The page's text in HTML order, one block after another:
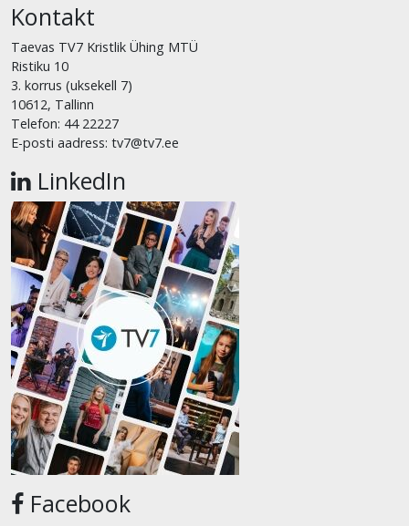
Kontakt
Taevas TV7 Kristlik Ühing MTÜ
Ristiku 10
3. korrus (uksekell 7)
10612, Tallinn
Telefon: 44 22227
E-posti aadress: tv7@tv7.ee
LinkedIn
Facebook